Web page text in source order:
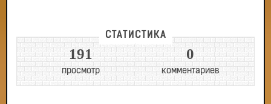
СТАТИСТИКА
191
просмотр
0
комментариев